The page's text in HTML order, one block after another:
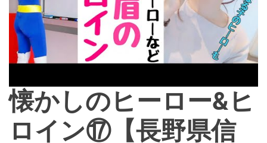
e
懐かしのヒーロー&ヒ
ロイン⑰【長野県信